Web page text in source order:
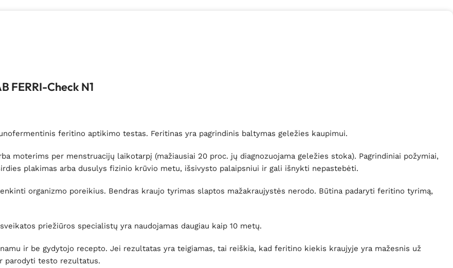
FERRI-Check N1
feritino aptikimo testas. Feritinas yra pagrindinis baltymas geležies kaupimui.
moterims per menstruacijų laikotarpį (mažiausiai 20 proc. jų diagnozuojama geležies stoka). Pagrindiniai požymiai,
plakimas arba dusulys fizinio krūvio metu, išsivysto palaipsniui ir gali išnykti nepastebėti.
organizmo poreikius. Bendras kraujo tyrimas slaptos mažakraujystės nerodo. Būtina padaryti feritino tyrimą,
priežiūros specialistų yra naudojamas daugiau kaip 10 metų.
ir be gydytojo recepto. Jei rezultatas yra teigiamas, tai reiškia, kad feritino kiekis kraujyje yra mažesnis už
parodyti testo rezultatus.